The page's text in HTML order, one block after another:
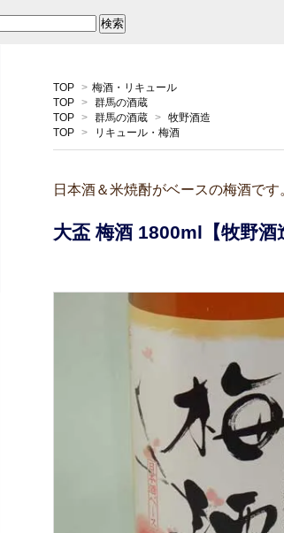
TOP > 梅酒・リキュール
TOP > 群馬の酒蔵
TOP > 群馬の酒蔵 > 牧野酒造
TOP > リキュール・梅酒
日本酒＆米焼酎がベースの梅酒です
大盃 梅酒 1800ml【牧野酒